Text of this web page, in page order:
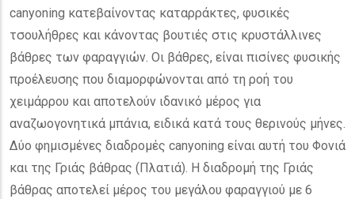
canyoning κατεβαίνοντας καταρράκτες, φυσικές
τσουλήθρες και κάνοντας βουτιές στις κρυστάλλινες
βάθρες των φαραγγιών. Οι βάθρες, είναι πισίνες φυσικής
προέλευσης που διαμορφώνονται από τη ροή του
χειμάρρου και αποτελούν ιδανικό μέρος για
αναζωογονητικά μπάνια, ειδικά κατά τους θερινούς μήνες.
Δύο φημισμένες διαδρομές canyoning είναι αυτή του Φονιά
και της Γριάς βάθρας (Πλατιά). Η διαδρομή της Γριάς
βάθρας αποτελεί μέρος του μεγάλου φαραγγιού με 6